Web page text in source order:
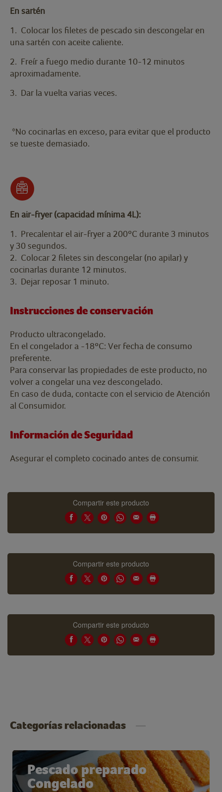
En sartén
1. Colocar los filetes de pescado sin descongelar en
una sartén con aceite caliente.
2. Freír a fuego medio durante 10-12 minutos
aproximadamente.
3. Dar la vuelta varias veces.
*No cocinarlas en exceso, para evitar que el producto
se tueste demasiado.
En air-fryer (capacidad mínima 4L):
1. Precalentar el air-fryer a 200ºC durante 3 minutos
y 30 segundos.
2. Colocar 2 filetes sin descongelar (no apilar) y
cocinarlas durante 12 minutos.
3. Dejar reposar 1 minuto.
Instrucciones de conservación
Producto ultracongelado.
En el congelador a -18ºC: Ver fecha de consumo
preferente.
Para conservar las propiedades de este producto, no
volver a congelar una vez descongelado.
En caso de duda, contacte con el servicio de Atención
al Consumidor.
Información de Seguridad
Asegurar el completo cocinado antes de consumir.
Compartir este producto
Compartir este producto
Compartir este producto
Categorías relacionadas
Pescado preparado
Congelado